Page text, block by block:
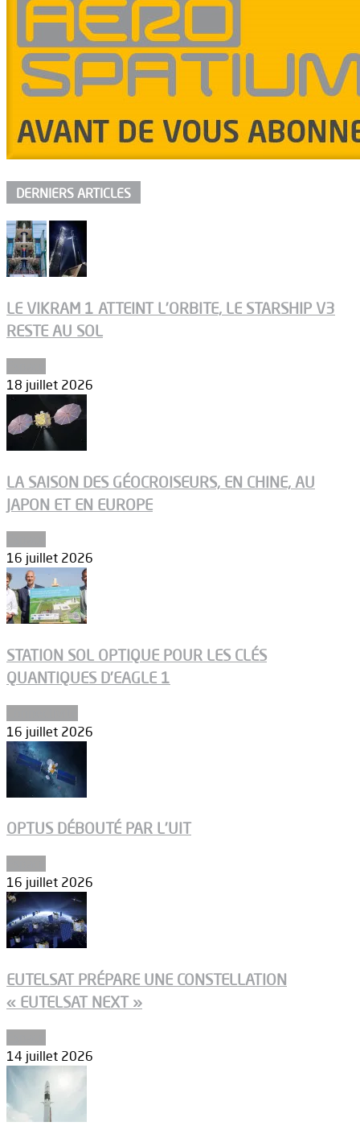
DERNIERS ARTICLES
LE VIKRAM 1 ATTEINT L’ORBITE, LE STARSHIP V3
RESTE AU SOL
18 juillet 2026
LA SAISON DES GÉOCROISEURS, EN CHINE, AU
JAPON ET EN EUROPE
16 juillet 2026
STATION SOL OPTIQUE POUR LES CLÉS
QUANTIQUES D’EAGLE 1
16 juillet 2026
OPTUS DÉBOUTÉ PAR L’UIT
16 juillet 2026
EUTELSAT PRÉPARE UNE CONSTELLATION
« EUTELSAT NEXT »
14 juillet 2026